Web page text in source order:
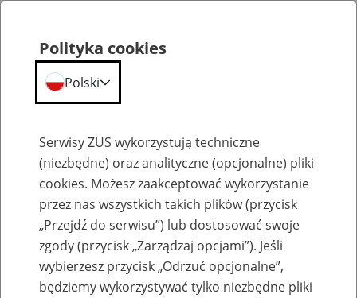
Przepraszamy,
podana strona nie została znaleziona.
Błąd 404
Polityka cookies
Polski
Serwisy ZUS wykorzystują techniczne
(niezbędne) oraz analityczne (opcjonalne) pliki
cookies. Możesz zaakceptować wykorzystanie
przez nas wszystkich takich plików (przycisk
„Przejdź do serwisu”) lub dostosować swoje
zgody (przycisk „Zarządzaj opcjami”). Jeśli
wybierzesz przycisk „Odrzuć opcjonalne”,
będziemy wykorzystywać tylko niezbędne pliki